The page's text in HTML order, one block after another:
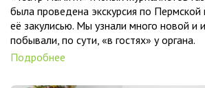
была проведена экскурсия по
её закулисью. Мы узнали много новой и
побывали, по сути, «в гостях» у органа.
Подробнее